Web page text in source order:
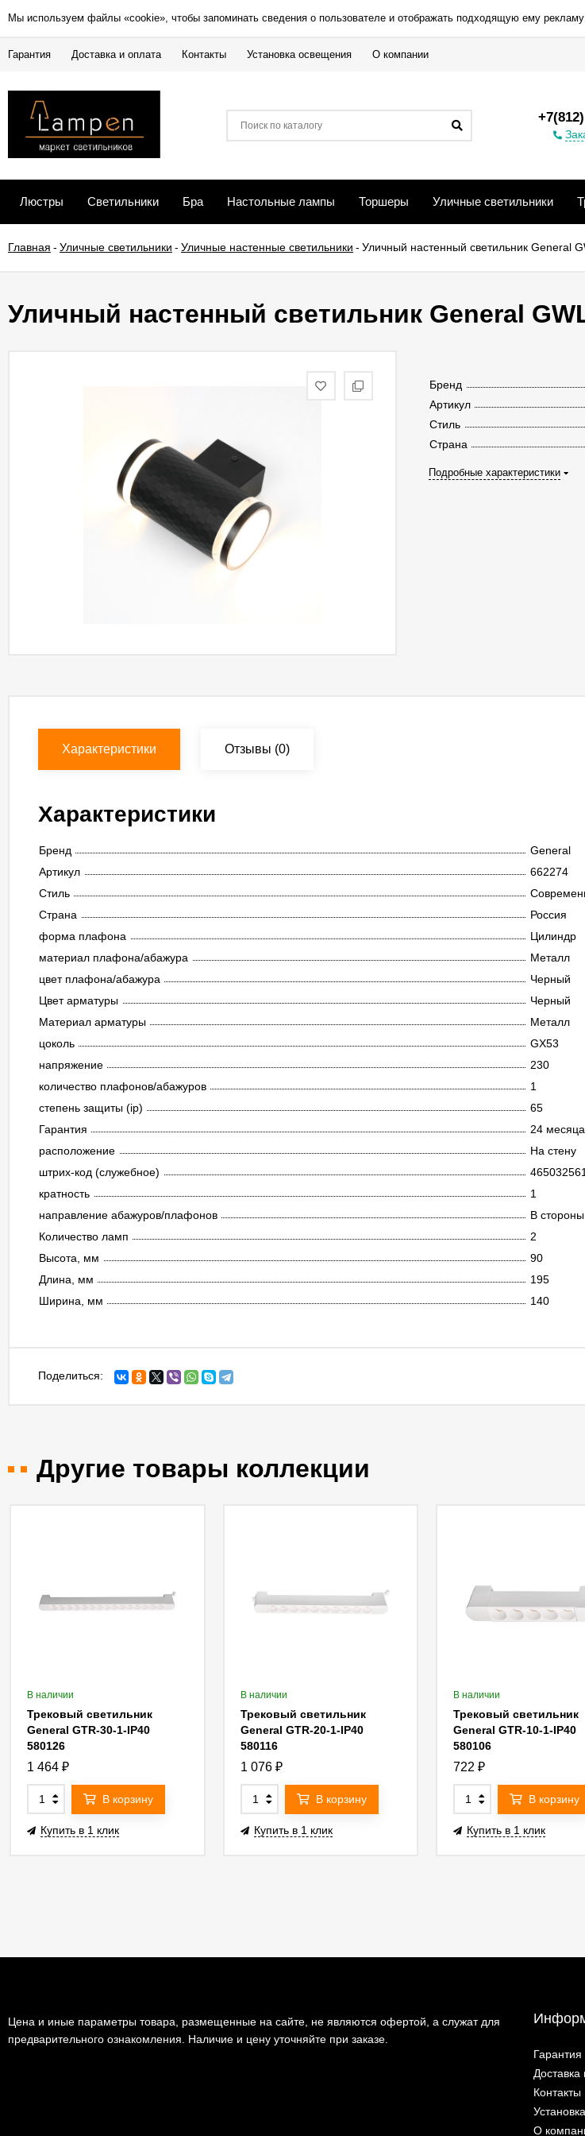
Мы используем файлы «cookie», чтобы запоминать сведения о пользователе и отображать подходящую ему
Гарантия Доставка и оплата Контакты Установка освещения О компании
Люстры Светильники Бра Настольные лампы Торшеры Уличные светильники
Главная - Уличные светильники - Уличные настенные светильники - Уличный настенный светильник General
Уличный настенный светильник General
Бренд
Артикул
Стиль
Страна
Подробные характеристики
Характеристики Отзывы (0)
Характеристики
Бренд
General
Артикул
662274
Стиль
Страна
Россия
форма плафона
Цилиндр
материал плафона/абажура
Металл
цвет плафона/абажура
Черный
Цвет арматуры
Черный
Материал арматуры
Металл
цоколь
GX53
напряжение
230
количество плафонов/абажуров
1
степень защиты (ip)
65
Гарантия
24 месяца
расположение
На стену
штрих-код (служебное)
кратность
1
направление абажуров/плафонов
В стороны
Количество ламп
2
Высота, мм
90
Длина, мм
195
Ширина, мм
140
Поделиться:
Другие товары коллекции
В наличии
Трековый светильник
General GTR-30-1-IP40
580126
1 464 ₽
В корзину
Купить в 1 клик
В наличии
Трековый светильник
General GTR-20-1-IP40
580116
1 076 ₽
В корзину
Купить в 1 клик
В наличии
Трековый светильник
General GTR-10-1-IP40
580106
722₽
В корзину
Купить в 1 клик
Цена и иные параметры товара, размещенные на сайте, не являются офертой, а служат для
предварительного ознакомления. Наличие и цену уточняйте при заказе.
Гарантия
Доставка
Контакты
О